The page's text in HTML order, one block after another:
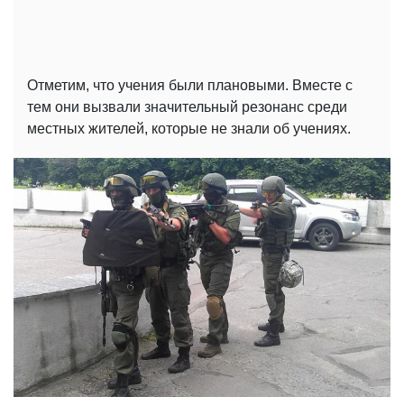
Отметим, что учения были плановыми. Вместе с
тем они вызвали значительный резонанс среди
местных жителей, которые не знали об учениях.